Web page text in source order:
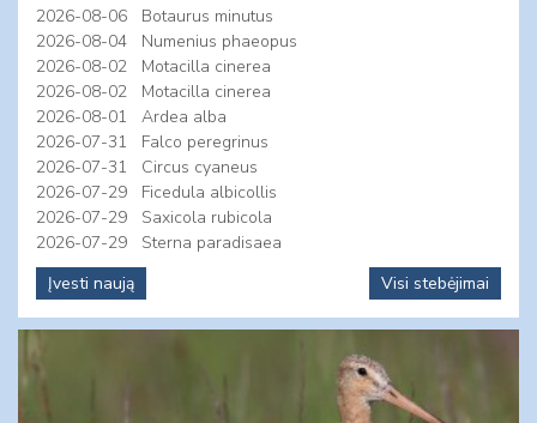
2026-08-06
Botaurus minutus
2026-08-04
Numenius phaeopus
2026-08-02
Motacilla cinerea
2026-08-02
Motacilla cinerea
2026-08-01
Ardea alba
2026-07-31
Falco peregrinus
2026-07-31
Circus cyaneus
2026-07-29
Ficedula albicollis
2026-07-29
Saxicola rubicola
2026-07-29
Sterna paradisaea
Įvesti naują
Visi stebėjimai